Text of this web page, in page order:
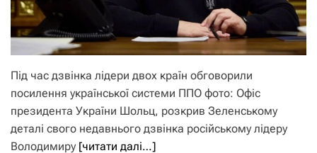
Під час дзвінка лідери двох країн обговорили
посилення української системи ППО фото: Офіс
президента України Шольц, розкрив Зеленському
деталі свого недавнього дзвінка російському лідеру
Володимиру [читати далі…]